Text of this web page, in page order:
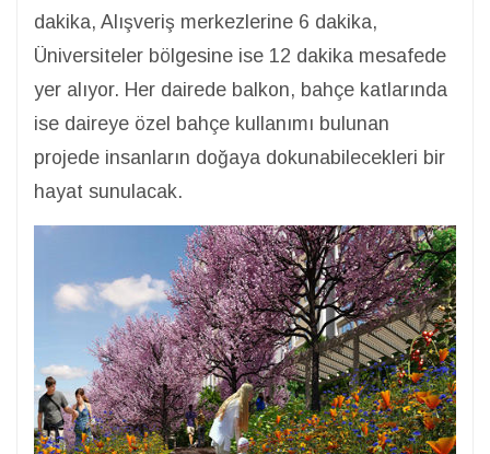
dakika, Alışveriş merkezlerine 6 dakika,
Üniversiteler bölgesine ise 12 dakika mesafede
yer alıyor. Her dairede balkon, bahçe katlarında
ise daireye özel bahçe kullanımı bulunan
projede insanların doğaya dokunabilecekleri bir
hayat sunulacak.